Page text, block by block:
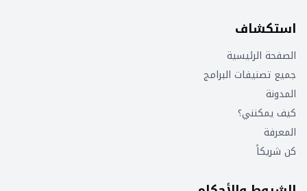
استكشاف
الصفحة الرئيسية
جميع تصنيفات البرامج
المدونة
كيف يمكنني؟
المعرفة
كن شريكاً